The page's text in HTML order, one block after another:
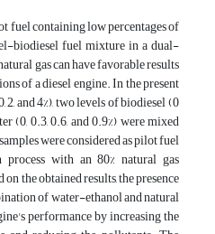
fuel containing low percentages of
biodiesel fuel mixture in a dual-
gas can have favorable results
of a diesel engine. In the present
and 4%), two levels of biodiesel (0
(0, 0.3, 0.6, and 0.9%) were mixed
were considered as pilot fuel
with an 80% natural gas
the obtained results, the presence
of water-ethanol and natural
performance by increasing the